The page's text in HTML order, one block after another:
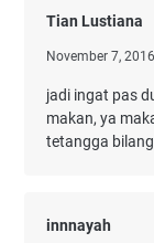
Tian Lustiana
November 7,
jadi ingat pas
makan, ya
tetangga
innnayah